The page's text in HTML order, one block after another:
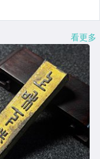
看更多